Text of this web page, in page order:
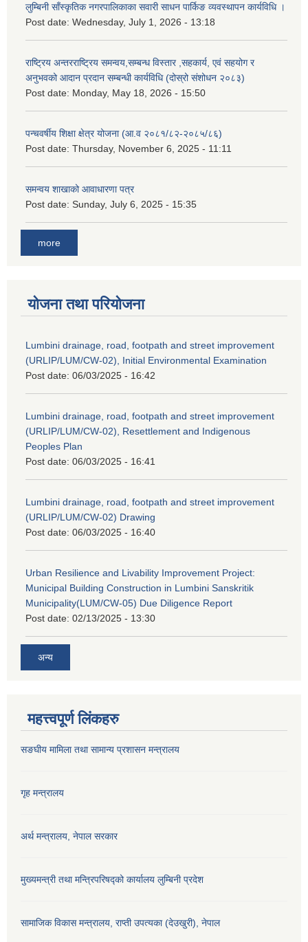
लुम्बिनी साँस्कृतिक नगरपालिकाका सवारी साधन पार्किङ व्यवस्थापन कार्यविधि ।
Post date: Wednesday, July 1, 2026 - 13:18
राष्ट्रिय अन्तरराष्ट्रिय समन्वय,सम्बन्ध विस्तार ,सहकार्य, एवं सहयोग र
अनुभवको आदान प्रदान सम्बन्धी कार्यविधि (दोस्रो संशोधन २०८३)
Post date: Monday, May 18, 2026 - 15:50
पन्चवर्षीय शिक्षा क्षेत्र योजना (आ.व २०८१/८२-२०८५/८६)
Post date: Thursday, November 6, 2025 - 11:11
समन्वय शाखाको आवाधारणा पत्र
Post date: Sunday, July 6, 2025 - 15:35
more
योजना तथा परियोजना
Lumbini drainage, road, footpath and street improvement
(URLIP/LUM/CW-02), Initial Environmental Examination
Post date: 06/03/2025 - 16:42
Lumbini drainage, road, footpath and street improvement
(URLIP/LUM/CW-02), Resettlement and Indigenous
Peoples Plan
Post date: 06/03/2025 - 16:41
Lumbini drainage, road, footpath and street improvement
(URLIP/LUM/CW-02) Drawing
Post date: 06/03/2025 - 16:40
Urban Resilience and Livability Improvement Project:
Municipal Building Construction in Lumbini Sanskritik
Municipality(LUM/CW-05) Due Diligence Report
Post date: 02/13/2025 - 13:30
अन्य
महत्त्वपूर्ण लिंकहरु
सङघीय मामिला तथा सामान्य प्रशासन मन्‍त्रालय
गृह मन्त्रालय
अर्थ मन्त्रालय, नेपाल सरकार
मुख्यमन्त्री तथा मन्त्रिपरिषद्को कार्यालय लुम्बिनी प्रदेश
सामाजिक विकास मन्‍‍त्रालय, राप्ती उपत्यका (देउखुरी), नेपाल